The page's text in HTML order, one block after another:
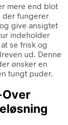
mere end blot
der fungerer
give ansigtet
indeholder
se frisk og
ud. Denne
ønsker en
tungt puder.
Over